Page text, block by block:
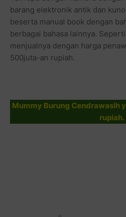
barang elektronik antik dan
beserta manual book dengan
berbagai bahasa lainnya.
menjualnya dengan harga
500juta-an rupiah.
Mummy Burung Cendrawasih
rupiah.